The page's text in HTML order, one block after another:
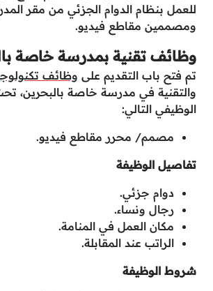
للعمل بنظام الدوام الجزئي من مقر
ومصممين مقاطع فيديو.
وظائف تقنية بمدرسة خاصة
تم فتح باب التقديم على وظائف
والتقنية في مدرسة خاصة بالبحرين،
الوظيفي التالي:
مصمم/ محرر مقاطع فيديو.
تفاصيل الوظيفة
دوام جزئي.
رجال ونساء.
مكان العمل في المنامة.
الراتب عند المقابلة.
شروط الوظيفة